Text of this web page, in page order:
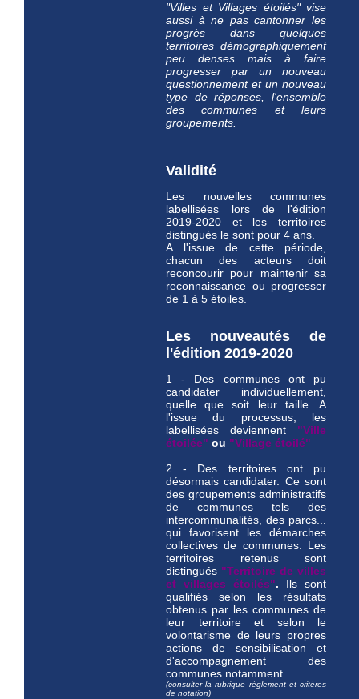
"Villes et Villages étoilés" vise
aussi à ne pas cantonner les
progrès dans quelques
territoires démographiquement
peu denses mais à faire
progresser par un nouveau
questionnement et un nouveau
type de réponses, l'ensemble
des communes et leurs
groupements.
Validité
Les nouvelles communes
labellisées lors de l'édition
2019-2020 et les territoires
distingués le sont pour 4 ans.
A l'issue de cette période,
chacun des acteurs doit
reconcourir pour maintenir sa
reconnaissance ou progresser
de 1 à 5 étoiles.
Les nouveautés de
l'édition 2019-2020
1 - Des communes ont pu
candidater individuellement,
quelle que soit leur taille. A
l'issue du processus, les
labellisées deviennent "Ville
étoilée" ou "Village étoilé"
2 - Des territoires ont pu
désormais candidater. Ce sont
des groupements administratifs
de communes tels des
intercommunalités, des parcs...
qui favorisent les démarches
collectives de communes. Les
territoires retenus sont
distingués "Territoire de villes
et villages étoilés". Ils sont
qualifiés selon les résultats
obtenus par les communes de
leur territoire et selon le
volontarisme de leurs propres
actions de sensibilisation et
d'accompagnement des
communes notamment.
(consulter la rubrique règlement et critères
de notation)